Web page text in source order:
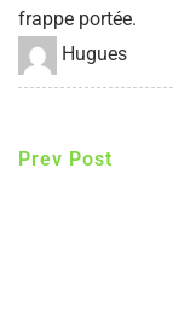
frappe portée.
Hugues
Prev Post